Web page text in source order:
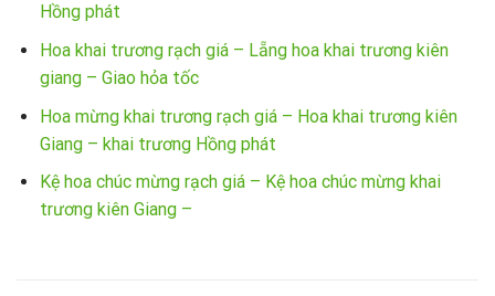
Hồng phát
Hoa khai trương rạch giá – Lẵng hoa khai trương kiên
giang – Giao hỏa tốc
Hoa mừng khai trương rạch giá – Hoa khai trương kiên
Giang – khai trương Hồng phát
Kệ hoa chúc mừng rạch giá – Kệ hoa chúc mừng khai
trương kiên Giang –